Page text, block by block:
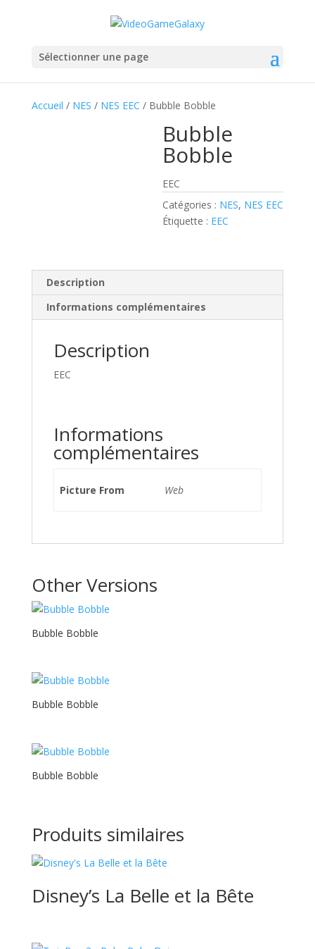
Sélectionner une page
Accueil / NES / NES EEC / Bubble Bobble
Bubble
Bobble
EEC
Catégories : NES, NES EEC
Étiquette : EEC
Description
Informations complémentaires
Description
EEC
Informations
complémentaires
Picture From Web
Other Versions
Bubble Bobble
Bubble Bobble
Bubble Bobble
Produits similaires
Disney’s La Belle et la Bête